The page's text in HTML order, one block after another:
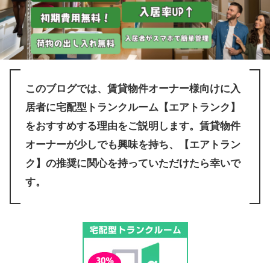
このブログでは、賃貸物件オーナー様向けに入
居者に宅配型トランクルーム【エアトランク】
をおすすめする理由をご説明します。賃貸物件
オーナーが少しでも興味を持ち、
【エアトラン
ク 】 の推奨に関心を持っていただけたら幸いで
す。